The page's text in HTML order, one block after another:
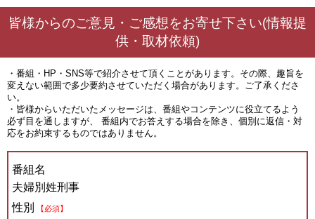
皆様からのご意見・ご感想をお寄せ下さい(情報提
供・取材依頼)
・番組・HP・SNS等で紹介させて頂くことがあります。その際、趣旨を
変えない範囲で多少要約させていただく場合があります。ご了承くださ
い。
・皆様からいただいたメッセージは、番組やコンテンツに役立てるよう
必ず目を通しますが、 番組内でお答えする場合を除き、個別に返信・対
応をお約束するものではありません。
番組名
夫婦別姓刑事
性別
【必須】